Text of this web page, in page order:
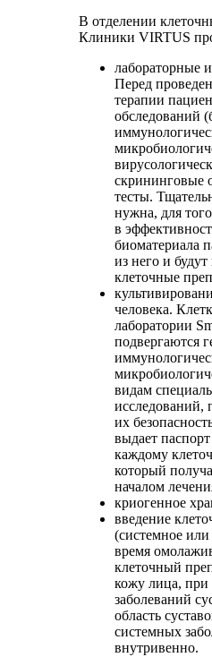
В отделении
Клиники VIRTUS
лабораторные
Перед
терапии
обследований
скрининговые
тесты.
нужна, для
в
биоматериала
из него и
клеточные
человека.
лаборатории
подвергаются
видам
их
выдает паспорт
каждому
который
началом
криогенное
введение
(системное
время
клеточный
кожу лица, при
заболеваний
область
системных
внутривенно.